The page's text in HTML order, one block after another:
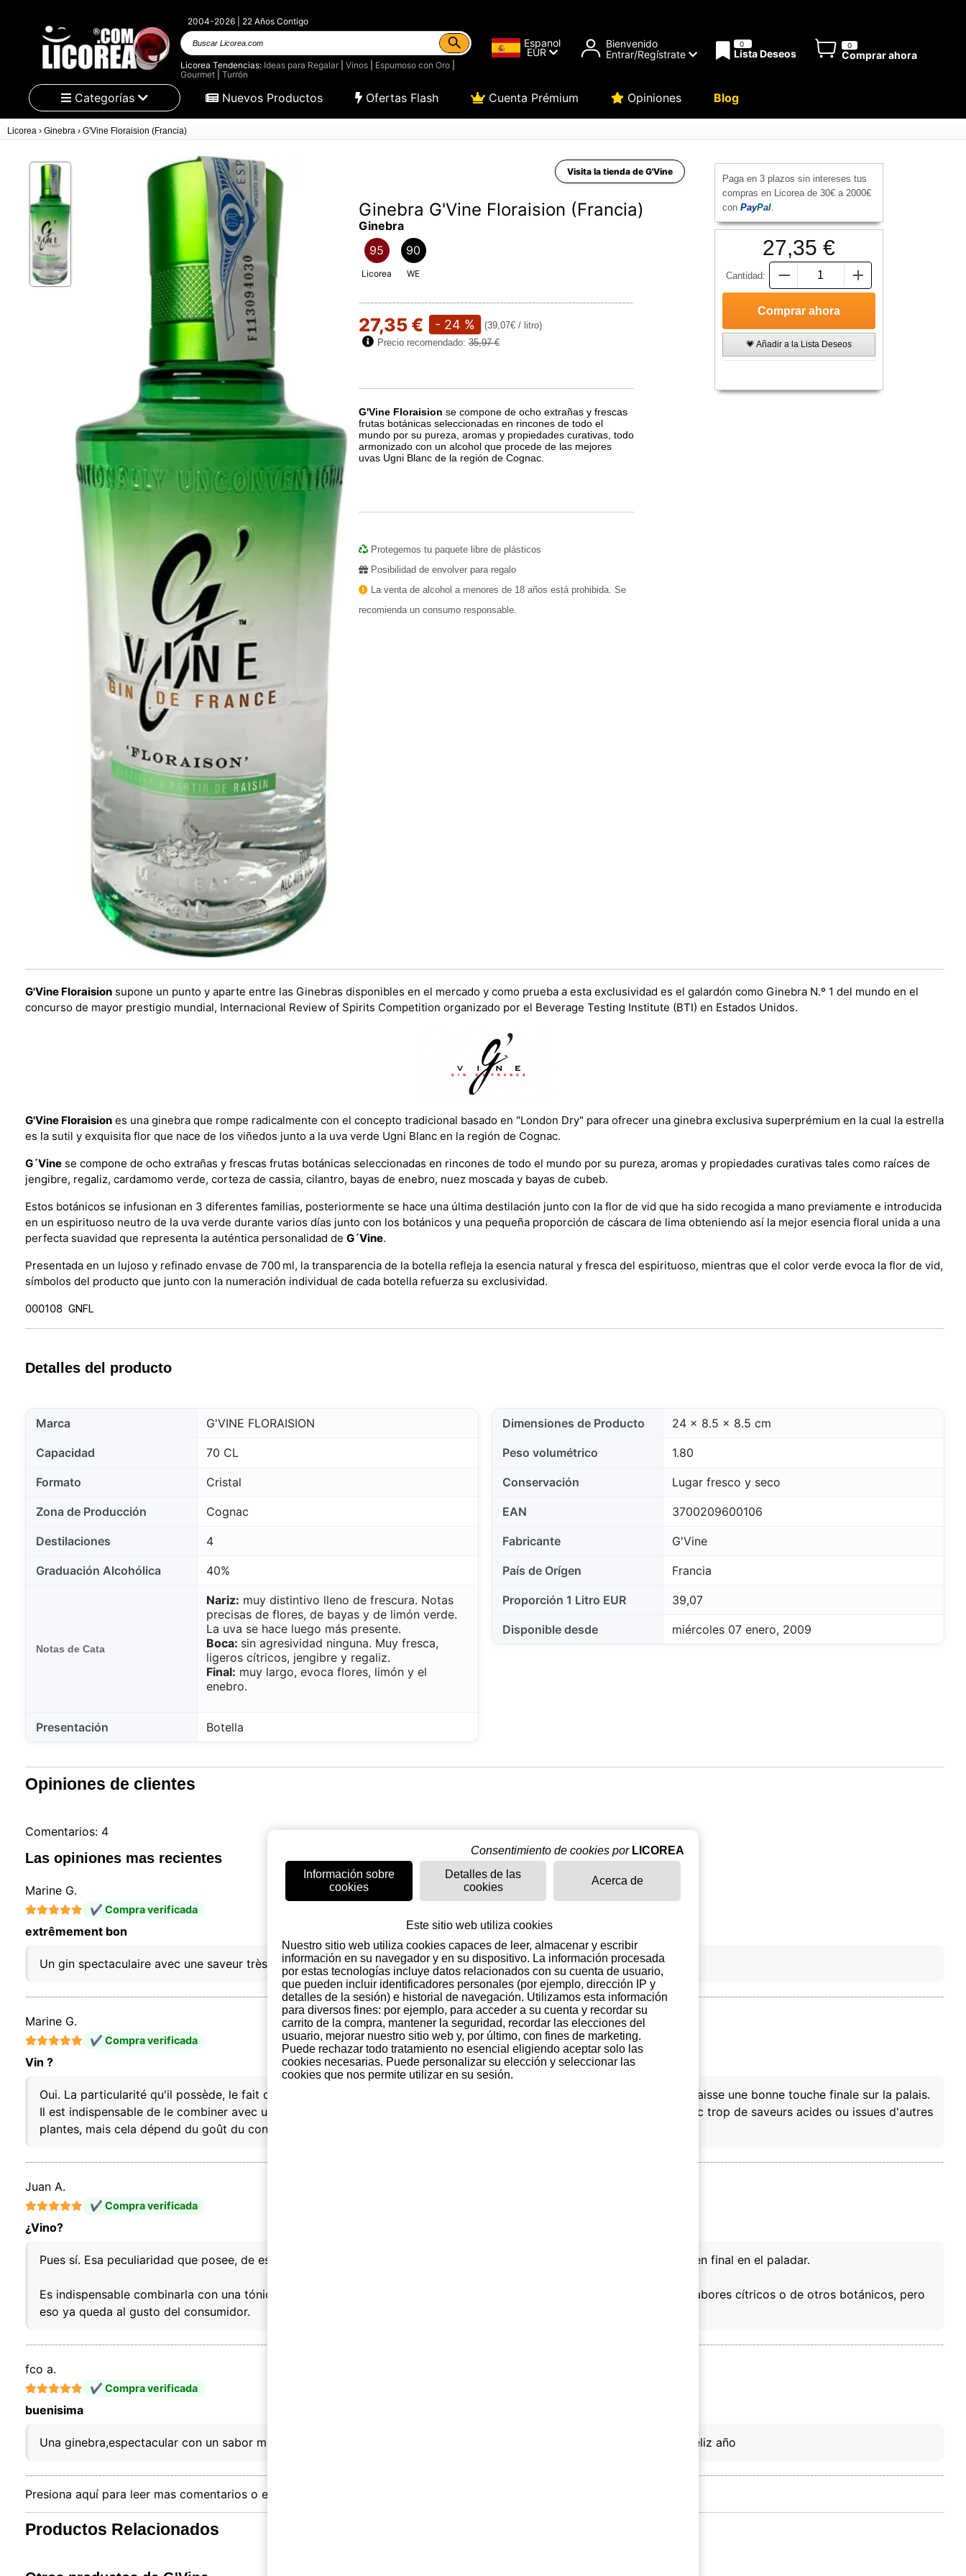
2004-2026 | 22 Años Contigo
Buscar Licorea.com
Licorea Tendencias: Ideas para Regalar| Vinos| Espumoso con Oro|
Gourmet| Turrón
Espanol
EUR
Bienvenido
Entrar/Regístrate
0
Lista Deseos
0
Comprar ahora
Categorías Nuevos Productos Ofertas Flash Cuenta Prémium Opiniones Blog
Licorea › Ginebra › G'Vine Floraision (Francia)
Visita la tienda de G'Vine
Ginebra G'Vine Floraision (Francia)
Ginebra
95
Licorea
90
WE
27,35 € - 24 %
(39,07€ / litro)
Precio recomendado:35,97 €
G'Vine Floraision se compone de ocho extrañas y frescas
frutas botánicas seleccionadas en rincones de todo el
mundo por su pureza, aromas y propiedades curativas, todo
armonizado con un alcohol que procede de las mejores
uvas Ugni Blanc de la región de Cognac.
Protegemos tu paquete libre de plásticos
Posibilidad de envolver para regalo
La venta de alcohol a menores de 18 años está prohibida. Se
recomienda un consumo responsable.
Paga en 3 plazos sin intereses tus
compras en Licorea de 30€ a 2000€
con PayPal.
27,35 €
Cantidad:
💗 Añadir a la Lista Deseos
G'Vine Floraision supone un punto y aparte entre las Ginebras disponibles en el mercado y como prueba a esta exclusividad es el galardón como Ginebra N.º 1 del mundo en el
concurso de mayor prestigio mundial, Internacional Review of Spirits Competition organizado por el Beverage Testing Institute (BTI) en Estados Unidos.
G'Vine Floraision es una ginebra que rompe radicalmente con el concepto tradicional basado en "London Dry" para ofrecer una ginebra exclusiva superprémium en la cual la estrella
es la sutil y exquisita flor que nace de los viñedos junto a la uva verde Ugni Blanc en la región de Cognac.
G´Vine se compone de ocho extrañas y frescas frutas botánicas seleccionadas en rincones de todo el mundo por su pureza, aromas y propiedades curativas tales como raíces de
jengibre, regaliz, cardamomo verde, corteza de cassia, cilantro, bayas de enebro, nuez moscada y bayas de cubeb.
Estos botánicos se infusionan en 3 diferentes familias, posteriormente se hace una última destilación junto con la flor de vid que ha sido recogida a mano previamente e introducida
en un espirituoso neutro de la uva verde durante varios días junto con los botánicos y una pequeña proporción de cáscara de lima obteniendo así la mejor esencia floral unida a una
perfecta suavidad que representa la auténtica personalidad de G´Vine.
Presentada en un lujoso y refinado envase de 700 ml, la transparencia de la botella refleja la esencia natural y fresca del espirituoso, mientras que el color verde evoca la flor de vid,
símbolos del producto que junto con la numeración individual de cada botella refuerza su exclusividad.
000108 GNFL
Detalles del producto
Marca G'VINE FLORAISION
Capacidad 70 CL
Formato Cristal
Zona de Producción Cognac
Destilaciones 4
Graduación Alcohólica 40%
Notas de Cata
Nariz: muy distintivo lleno de frescura. Notas
precisas de flores, de bayas y de limón verde.
La uva se hace luego más presente.
Boca: sin agresividad ninguna. Muy fresca,
ligeros cítricos, jengibre y regaliz.
Final: muy largo, evoca flores, limón y el
enebro.
Presentación Botella
Dimensiones de Producto 24 x 8.5 x 8.5 cm
Peso volumétrico 1.80
Conservación Lugar fresco y seco
EAN 3700209600106
Fabricante G'Vine
País de Orígen Francia
Proporción 1 Litro EUR 39,07
Disponible desde miércoles 07 enero, 2009
Opiniones de clientes
Comentarios: 4
Las opiniones mas recientes
Marine G.
✔ Compra verificada
extrêmement bon
Un gin spectaculaire avec une saveur très douce et un goût qui rendent mes clients fous
Marine G.
✔ Compra verificada
Vin ?
Oui. La particularité qu'il possède, le fait d'être élaboré avec de l'alcool de raisin, lui donne une touche très spéciale qui laisse une bonne touche finale sur la palais.
Il est indispensable de le combiner avec un tonique neutre pour profiter de toute sa saveur. Il ne faut pas la masquer avec trop de saveurs acides ou issues d'autres
plantes, mais cela dépend du goût du consommateur.
Juan A.
✔ Compra verificada
¿Vino?
Pues sí. Esa peculiaridad que posee, de estar elaborada con alcohol de uva, le da un toque muy especial que deja un buen final en el paladar.
Es indispensable combinarla con una tónica neutra para disfrutar todo su sabor, que no la enmascare con demasiados sabores cítricos o de otros botánicos, pero
eso ya queda al gusto del consumidor.
fco a.
✔ Compra verificada
buenisima
Una ginebra,espectacular con un sabor muy suave y un gusto que se quedan mis clientes locos por pobrala..pruebala...feliz año
Presiona aquí para leer mas comentarios o escribir el tuyo
Productos Relacionados
Consentimiento de cookies por LICOREA
Información sobre
cookies
Detalles de las
cookies
Acerca de
Este sitio web utiliza cookies
Nuestro sitio web utiliza cookies capaces de leer, almacenar y escribir
información en su navegador y en su dispositivo. La información procesada
por estas tecnologías incluye datos relacionados con su cuenta de usuario,
que pueden incluir identificadores personales (por ejemplo, dirección IP y
detalles de la sesión) e historial de navegación. Utilizamos esta información
para diversos fines: por ejemplo, para acceder a su cuenta y recordar su
carrito de la compra, mantener la seguridad, recordar las elecciones del
usuario, mejorar nuestro sitio web y, por último, con fines de marketing.
Puede rechazar todo tratamiento no esencial eligiendo aceptar solo las
cookies necesarias. Puede personalizar su elección y seleccionar las
cookies que nos permite utilizar en su sesión.